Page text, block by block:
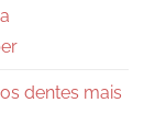
dentes mais